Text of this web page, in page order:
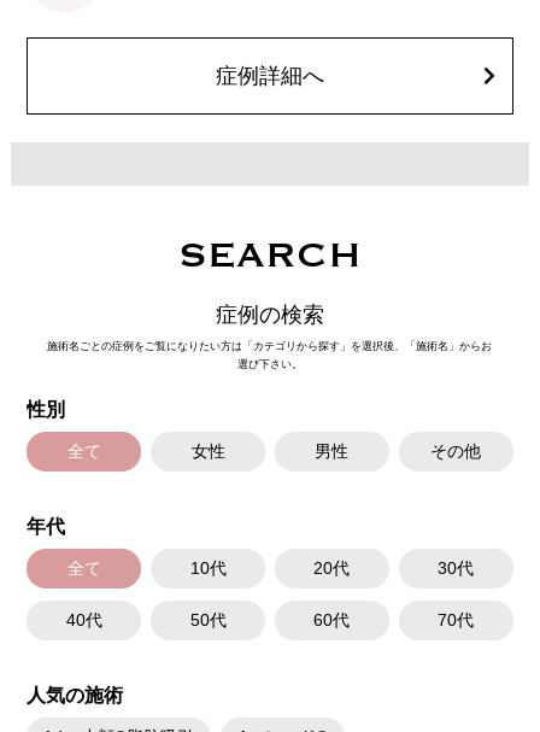
症、血管閉塞などが生じることがございます。注入箇所を強く刺激するよ
うなマッサージは1〜2週間ほどお控えください。
費用：モニター価格54,800円(税込)症例詳細へ
SEARCH
症例の検索
施術名ごとの症例をご覧になりたい方は「カテゴリから探す」を選択後、「施術名」からお
選び下さい。
性別
全て 女性 男性 その他
年代
全て 10代 20代 30代
40代 50代 60代 70代
人気の施術